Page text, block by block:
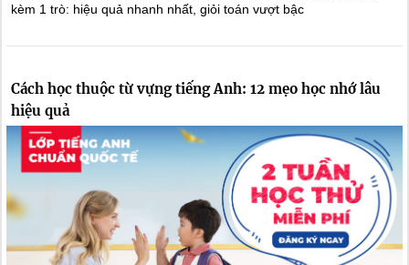
kèm 1 trò: hiệu quả nhanh nhất, giỏi toán vượt bậc
Cách học thuộc từ vựng tiếng Anh: 12 mẹo học nhớ lâu
hiệu quả